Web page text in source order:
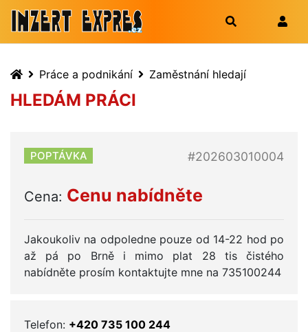
Práce a podnikání Zaměstnání hledají
HLEDÁM PRÁCI
POPTÁVKA #202603010004
Cena: Cenu nabídněte
Jakoukoliv na odpoledne pouze od 14-22 hod po
až pá po Brně i mimo plat 28 tis čistého
nabídněte prosím kontaktujte mne na 735100244
Telefon: +420 735 100 244